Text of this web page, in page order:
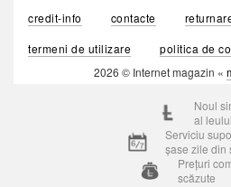
credit-info
contacte
termeni de utilizare
politica de
2026 © Internet magazin «
Noul
al leului
Serviciu
șase zile din
Prețuri
scăzute